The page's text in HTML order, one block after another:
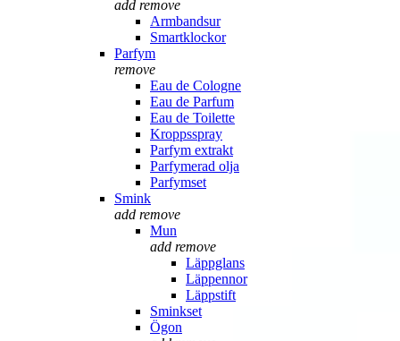
add remove
Armbandsur
Smartklockor
Parfym
remove
Eau de Cologne
Eau de Parfum
Eau de Toilette
Kroppsspray
Parfym extrakt
Parfymerad olja
Parfymset
Smink
add remove
Mun
add remove
Läppglans
Läppennor
Läppstift
Sminkset
Ögon